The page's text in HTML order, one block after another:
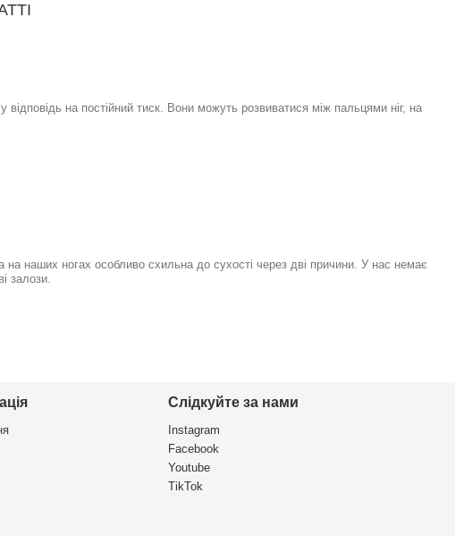
на постійний тиск. Вони можуть розвиватися між пальцями ніг, на
на наших ногах особливо схильна до сухості через дві причини. У нас немає
залози.
Слідкуйте за нами
Instagram
Facebook
Youtube
TikTok